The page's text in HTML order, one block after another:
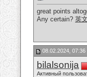
great points
Any certain? 英
08.02.2024, 07:36
bilalsonija
Активный